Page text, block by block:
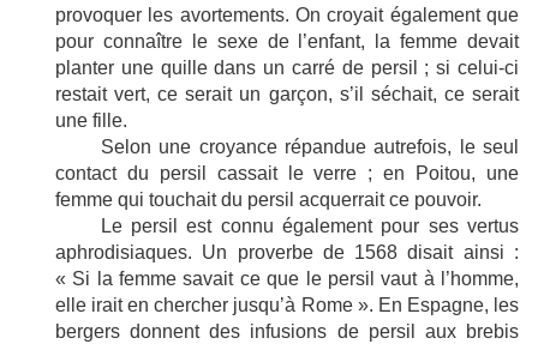
provoquer les avortements. On croyait également que
pour connaître le sexe de l’enfant, la femme devait
planter une quille dans un carré de persil ; si celui-ci
restait vert, ce serait un garçon, s’il séchait, ce serait
une fille.
Selon une croyance répandue autrefois, le seul
contact du persil cassait le verre ; en Poitou, une
femme qui touchait du persil acquerrait ce pouvoir.
Le persil est connu également pour ses vertus
aphrodisiaques. Un proverbe de 1568 disait ainsi :
« Si la femme savait ce que le persil vaut à l’homme,
elle irait en chercher jusqu’à Rome ». En Espagne, les
bergers donnent des infusions de persil aux brebis